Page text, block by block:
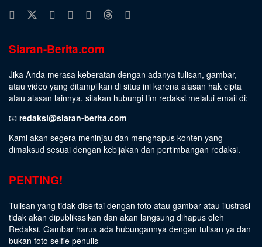
Siaran-Berita.com
Jika Anda merasa keberatan dengan adanya tulisan, gambar,
atau video yang ditampilkan di situs ini karena alasan hak cipta
atau alasan lainnya, silakan hubungi tim redaksi melalui email di:
📧 redaksi@siaran-berita.com
Kami akan segera meninjau dan menghapus konten yang
dimaksud sesuai dengan kebijakan dan pertimbangan redaksi.
PENTING!
Tulisan yang tidak disertai dengan foto atau gambar atau ilustrasi
tidak akan dipublikasikan dan akan langsung dihapus oleh
Redaksi. Gambar harus ada hubungannya dengan tulisan ya dan
bukan foto selfie penulis